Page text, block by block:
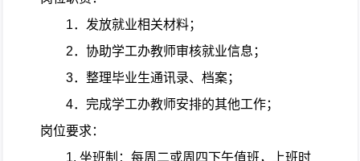
1．发放就业相关材料；
2．协助学工办教师审核就业信息；
3．整理毕业生通讯录、档案；
4．完成学工办教师安排的其他工作；
岗位要求：
1. 坐班制：每周二或周四下午值班，上班时